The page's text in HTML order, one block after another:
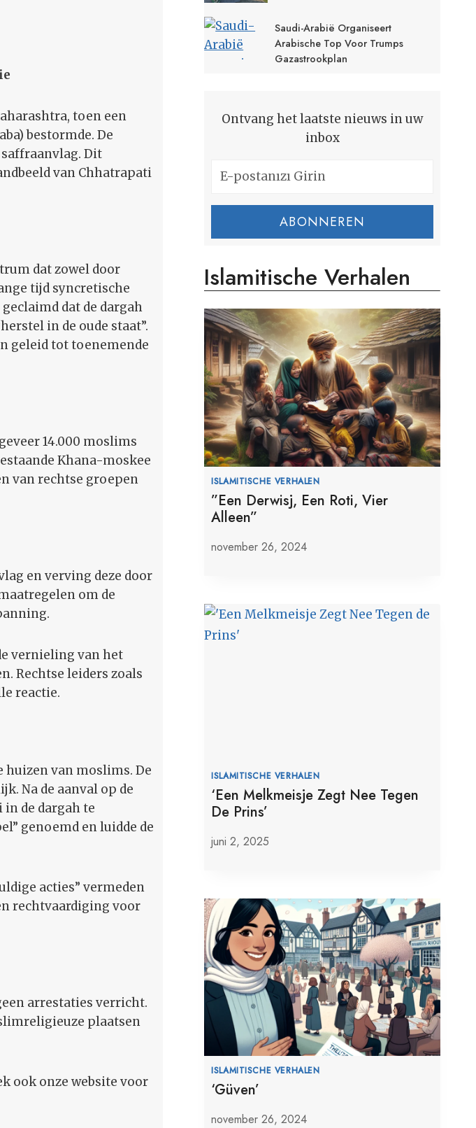
toen een
bestormde. De
Dit
van Chhatrapati
dat zowel door
tijd syncretische
dat de dargah
in de oude staat”.
geleid tot toenemende
14.000 moslims
Khana-moskee
van rechtse groepen
en verving deze door
om de
vernieling van het
Rechtse leiders zoals
reactie.
huizen van moslims. De
Na de aanval op de
de dargah te
genoemd en luidde de
acties” vermeden
rechtvaardiging voor
arrestaties verricht.
plaatsen
ook onze website voor
Saudi-Arabië Organiseert
Arabische Top Voor Trumps
Gazastrookplan
Ontvang het laatste nieuws in uw
inbox
ABONNEREN
Islamitische Verhalen
ISLAMITISCHE VERHALEN
”Een Derwisj, Een Roti, Vier
Alleen”
november 26, 2024
ISLAMITISCHE VERHALEN
‘Een Melkmeisje Zegt Nee Tegen
De Prins’
juni 2, 2025
ISLAMITISCHE VERHALEN
‘Güven’
november 26, 2024